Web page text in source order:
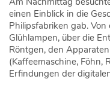
einen Einblick in die
Philipsfabriken gab.
Glühlampen, über die
Röntgen, den
(Kaffeemaschine, Föhn,
Erfindungen der